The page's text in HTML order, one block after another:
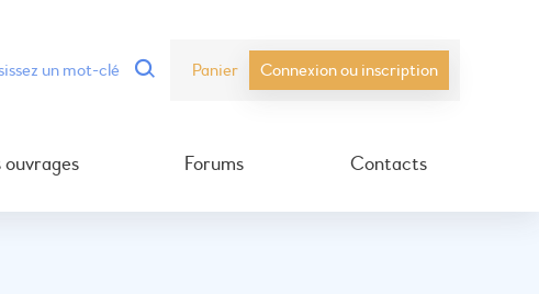
Panier Connexion ou inscription
ouvrages Forums Contacts